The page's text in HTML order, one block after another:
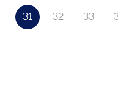
31 32 33